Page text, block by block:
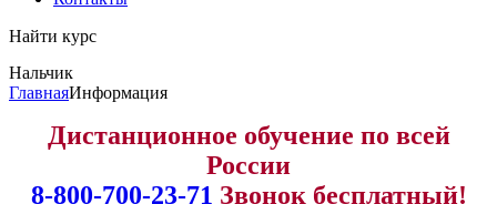
Найти курс
Нальчик
ГлавнаяИнформация
Дистанционное обучение по всей
России
8-800-700-23-71 Звонок бесплатный!